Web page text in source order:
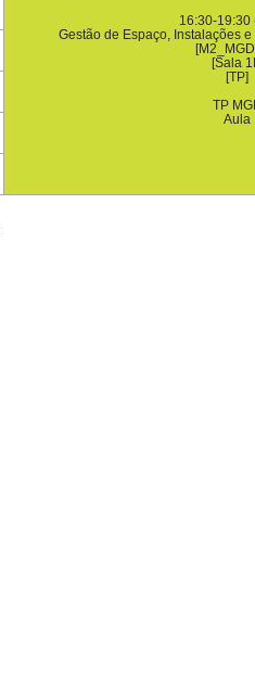
16:30-19:30
Gestão de Espaço, Instalações
[Sala
[TP]
TP
Aula